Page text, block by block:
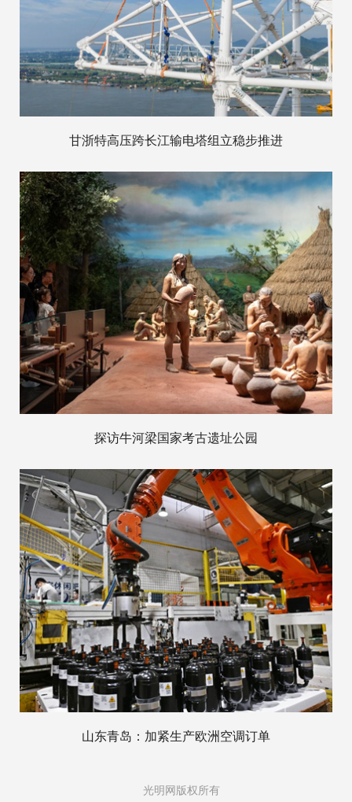
甘浙特高压跨长江输电塔组立稳步推进
探访牛河梁国家考古遗址公园
山东青岛：加紧生产欧洲空调订单
光明网版权所有